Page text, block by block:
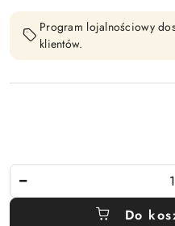
Program lojalnościowy
klientów.
Do